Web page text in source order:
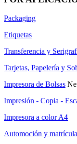
Packaging
Etiquetas
Transferencia y
Tarjetas, Papelería y
Impresora de Bolsas
Impresión - Copia -
Impresora a color A4
Automoción y